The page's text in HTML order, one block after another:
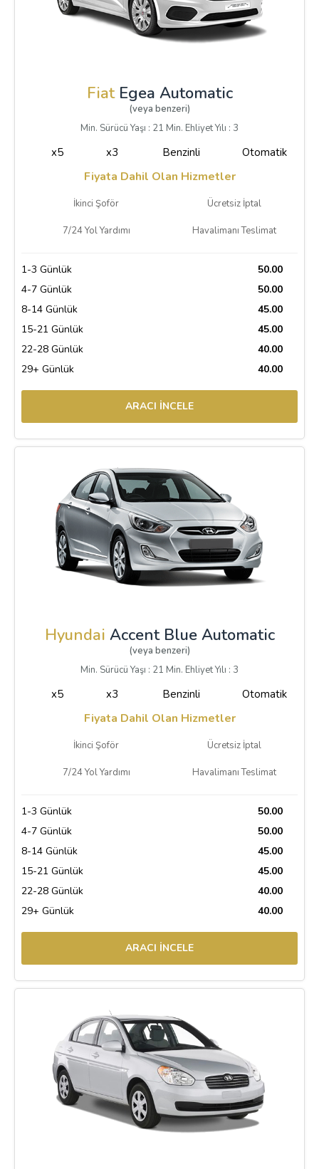
FiatEgea Automatic
(veya benzeri)
Min. Sürücü Yaşı : 21 Min. Ehliyet Yılı : 3
x5 x3 Benzinli Otomatik
Fiyata Dahil Olan Hizmetler
İkinci Şoför Ücretsiz İptal
7/24 Yol Yardımı Havalimanı Teslimat
1-3 Günlük
50.00
4-7 Günlük
50.00
8-14 Günlük
45.00
15-21 Günlük
45.00
22-28 Günlük
40.00
29+ Günlük
40.00
ARACI İNCELE
Hyundai Accent Blue Automatic
(veya benzeri)
Min. Sürücü Yaşı : 21 Min. Ehliyet Yılı : 3
x5 x3 Benzinli Otomatik
Fiyata Dahil Olan Hizmetler
İkinci Şoför Ücretsiz İptal
7/24 Yol Yardımı Havalimanı Teslimat
1-3 Günlük
50.00
4-7 Günlük
50.00
8-14 Günlük
45.00
15-21 Günlük
45.00
22-28 Günlük
40.00
29+ Günlük
40.00
ARACI İNCELE